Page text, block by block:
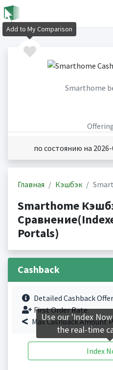
Smarthome
по состоянию на 2026-
Главная Кэшбэк
Smarthome
Portals)
Cashback
Detailed Cashback
First Order Rate.
Max Cashback Amount
Index
Add to My Comparison
Use our 'Index
the real-time